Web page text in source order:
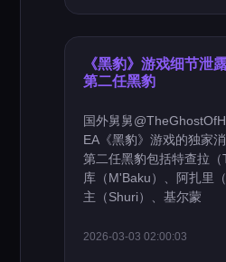
《黑豹》游戏细节泄
第二任黑豹
国外舅舅
EA《黑豹》游戏的独家
第二任黑豹包括特查拉
库（M'Baku）、阿扎里
主（Shuri）、基尔蒙
2026-03-03 02:00:03